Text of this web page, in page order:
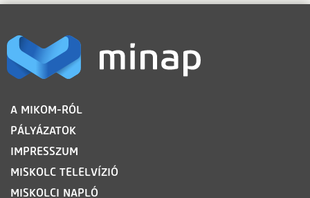
LÁBLÉC
A MIKOM-RÓL
PÁLYÁZATOK
IMPRESSZUM
MISKOLC TELELVÍZIÓ
MISKOLCI NAPLÓ